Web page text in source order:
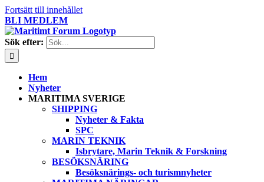
Fortsätt till innehållet
BLI MEDLEM
Sök efter:
Hem
Nyheter
MARITIMA SVERIGE
SHIPPING
Nyheter & Fakta
SPC
MARIN TEKNIK
Isbrytare, Marin Teknik & Forskning
BESÖKSNÄRING
Besöksnärings- och turismnyheter